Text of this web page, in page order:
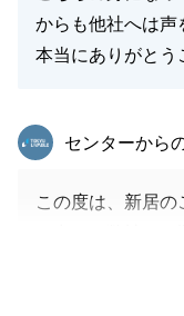
からも他社へは声
本当にありがとう
東急リバブル
センターから
この度は、新居
Ｍ様のお住まい